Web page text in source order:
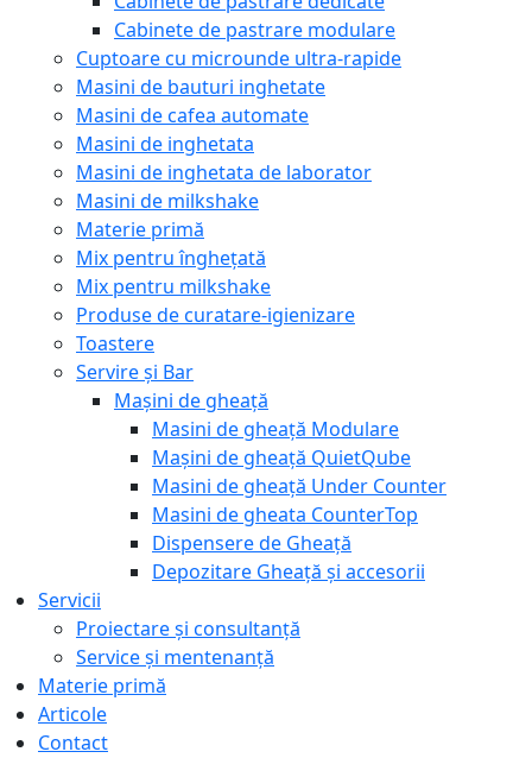
Cabinete de pastrare modulare
Cuptoare cu microunde ultra-rapide
Masini de bauturi inghetate
Masini de cafea automate
Masini de inghetata
Masini de inghetata de laborator
Masini de milkshake
Materie primă
Mix pentru înghețată
Mix pentru milkshake
Produse de curatare-igienizare
Toastere
Servire și Bar
Mașini de gheață
Masini de gheață Modulare
Mașini de gheață QuietQube
Masini de gheață Under Counter
Masini de gheata CounterTop
Dispensere de Gheață
Depozitare Gheață și accesorii
Servicii
Proiectare și consultanță
Service și mentenanță
Materie primă
Articole
Contact